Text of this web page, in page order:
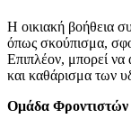
Η οικιακή βοήθεια
όπως σκούπισμα,
Επιπλέον, μπορεί
και καθάρισμα των
Ομάδα